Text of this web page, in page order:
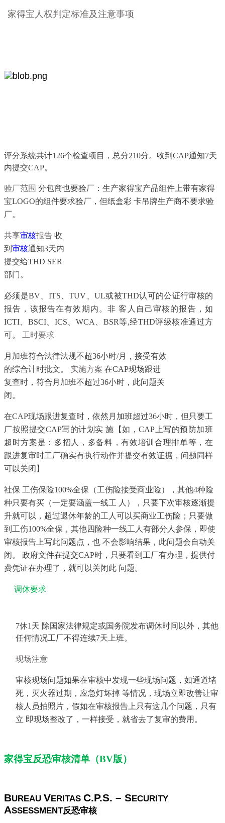
家得宝人权判定标准及注意事项
评分系统共计126个检查项目，总分210分。收到CAP通知7天
内提交CAP。
验厂范围 分包商也要验厂：生产家得宝产品组件上带有家得
宝LOGO的组件要求验厂，但纸盒彩 卡吊牌生产商不要求验
厂。
共享审核报告 收
到 审核通知3天内
提交给THD SER
部门。
必须是BV、ITS、TUV、UL或被THD认可的公证行审核的
报告，该报告在有效期内。非 客人自己审核的报告，如
ICTI、BSCI、ICS、WCA、BSR等,经THD评级核准通过方
可。 工时要求
月加班符合法律法规不超36小时/月，接受有效
的综合计时批文。 实施方案 在CAP现场跟进
复查时，符合月加班不超过36小时，此问题关
闭。
在CAP现场跟进复查时，依然月加班超过36小时，但只要工
厂按照提交CAP写的计划实 施【如，CAP上写的预防加班
超时方案是：多招人，多备料，有效培训合理排单等，在
跟进复审时工厂确实有执行动作并提交有效证据，问题同样
可以关闭】
社保 工伤保险100%全保（工伤险接受商业险），其他4种险
种只要有买（一定要涵盖一线工 人），只要下次审核逐渐提
升就可以，超过退休年龄的工人可以买商业工伤险；只要做
到工伤100%全保，其他四险种一线工人有部分人参保，即使
审核报告上写此问题点，也 不会影响结果，此问题会自动关
闭。 政府文件在提交CAP时，只要看到工厂有办理，提供付
费凭证在办理了，就可以关闭此 问题。
调休要求
7休1天 除国家法律规定或国务院发布调休时间以外，其他
任何情况工厂不得连续7天上班。
现场注意
审核现场问题如果在审核中发现一些现场问题，如通道堵
死，灭火器过期，应急灯坏掉 等情况，现场立即改善让审
核人员拍照片，假如在审核报告上只有这几个问题，只有
立 即现场整改了，一样接受，就省去了复审的费用。
家得宝反恐审核清单（BV版）
BUREAU VERITAS C.P.S. – SECURITY
ASSESSMENT反恐审核